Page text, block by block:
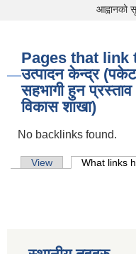
आह्वानको
Pages that link
उत्पादन केन्द्र
सहभागी हुन
विकास शाखा)
No backlinks found.
Primary tabs
View What links